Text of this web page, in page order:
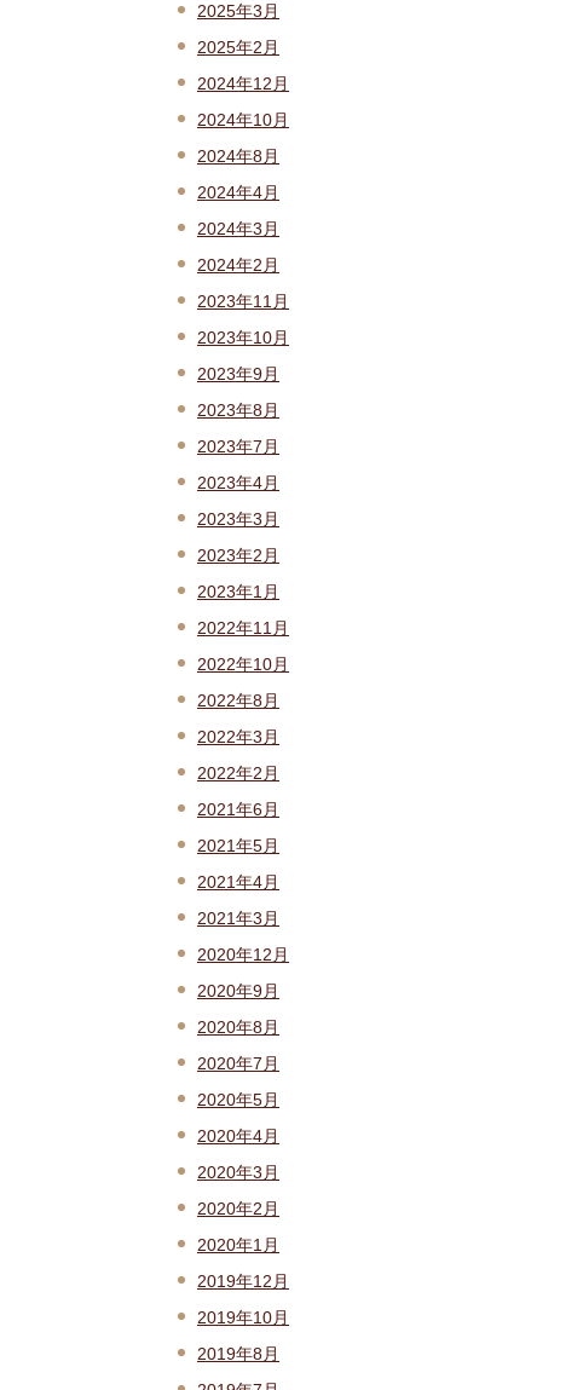
2025年3月
2025年2月
2024年12月
2024年10月
2024年8月
2024年4月
2024年3月
2024年2月
2023年11月
2023年10月
2023年9月
2023年8月
2023年7月
2023年4月
2023年3月
2023年2月
2023年1月
2022年11月
2022年10月
2022年8月
2022年3月
2022年2月
2021年6月
2021年5月
2021年4月
2021年3月
2020年12月
2020年9月
2020年8月
2020年7月
2020年5月
2020年4月
2020年3月
2020年2月
2020年1月
2019年12月
2019年10月
2019年8月